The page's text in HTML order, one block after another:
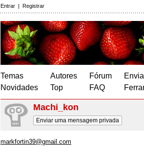
Entrar | Registrar
Temas
Novidades
Autores
Top
Fórum
FAQ
Machi_kon
Enviar uma mensagem privada
markfortin39@gmail.com